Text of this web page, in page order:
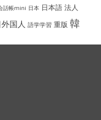
話帳mini 日本 日本語 法人
国人 語学学習 重版 韓